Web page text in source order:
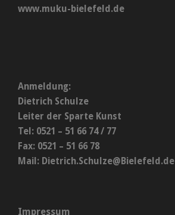
www.muku-bielefeld.de
Anmeldung:
Dietrich Schulze
Leiter der Sparte Kunst
Tel: 0521 – 51 66 74 / 77
Fax: 0521 – 51 66 78
Mail: Dietrich.Schulze@Bielefeld.de
Impressum